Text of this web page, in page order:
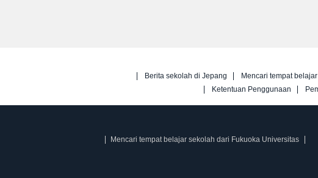
Berita sekolah di Jepang Mencari tempat
Ketentuan Penggunaan
Mencari tempat belajar sekolah dari Fukuoka Universitas